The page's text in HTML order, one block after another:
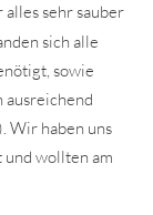
sehr sauber
sich alle
sowie
ausreichend
Wir haben uns
wollten am